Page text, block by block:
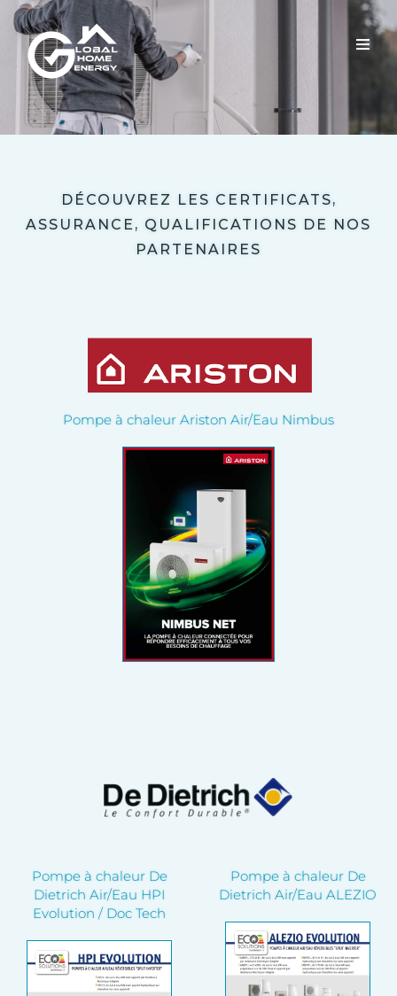
DÉCOUVREZ LES CERTIFICATS,
ASSURANCE, QUALIFICATIONS DE NOS
PARTENAIRES
Pompe à chaleur Ariston Air/Eau Nimbus
Pompe à chaleur De
Dietrich Air/Eau HPI
Evolution / Doc Tech
Pompe à chaleur De
Dietrich Air/Eau ALEZIO